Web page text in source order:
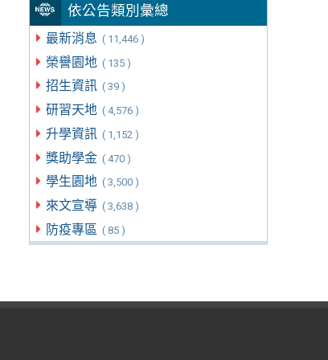
依公告類別彙總
最新消息 ( 11,446 )
榮譽園地 ( 135 )
招生資訊 ( 39 )
研習天地 ( 4,576 )
升學資訊 ( 1,152 )
獎助學金 ( 470 )
學生園地 ( 3,500 )
來文宣導 ( 3,638 )
防疫專區 ( 85 )